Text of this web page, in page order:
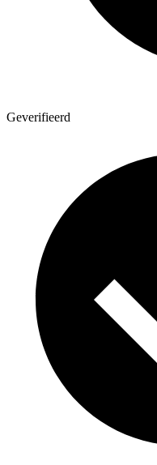
Geverifieerd